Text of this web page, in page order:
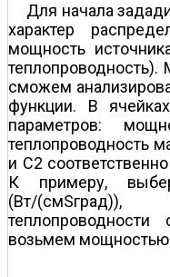
Для начала
характер
мощность
сможем
функции. В
параметров:
теплопроводность
и С2
К примеру,
(Вт/
возьмем мощностью